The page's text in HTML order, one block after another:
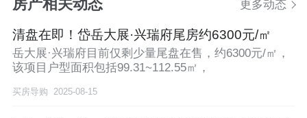
房产相关动态 更多动态
清盘在即！岱岳大展·兴瑞府尾房约6300元/㎡
岳大展·兴瑞府目前仅剩少量尾盘在售，约6300元/㎡，
该项目户型面积包括99.31~112.55㎡，
买房导购 2025-08-15